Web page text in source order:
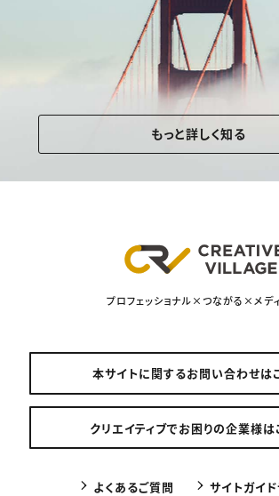
もっと詳しく知る
プロフェッショナル×つながる×メデ
本サイトに関するお問い合わせは
クリエイティブでお困りの企業様は
よくあるご質問 サイトガイ